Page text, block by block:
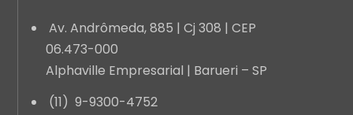
Av. Andrômeda, 885 | Cj 308 | CEP
06.473-000
Alphaville Empresarial | Barueri – SP
(11) 9-9300-4752